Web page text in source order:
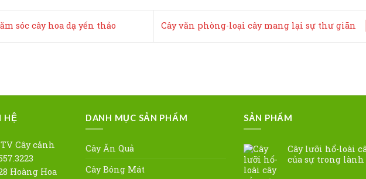
sóc cây hoa dạ yến thảo Cây văn phòng-loại cây mang lại sự thư giãn
HỆ
Cây cảnh
Hoàng Hoa
DANH MỤC SẢN PHẨM
Cây Ăn Quả
Cây Bóng Mát
SẢN PHẨM
Cây lưỡi hổ-loài
của sự trong lành